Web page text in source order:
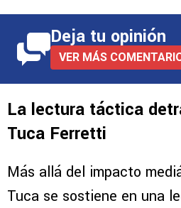
Deja tu opinión
VER MÁS
La lectura táctica
Tuca Ferretti
Más allá del impacto
Tuca se sostiene en una